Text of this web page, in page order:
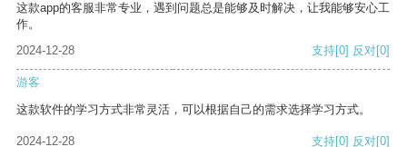
这款app的客服非常专业，遇到问题总是能够及时解决，让我能够安心工
作。
2024-12-28
支持[0] 反对[0]
游客
这款软件的学习方式非常灵活，可以根据自己的需求选择学习方式。
2024-12-28 支持[0] 反对[0]